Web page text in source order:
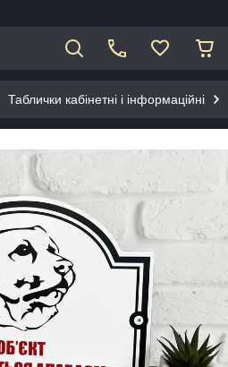
Таблички кабінетні і інформаційні